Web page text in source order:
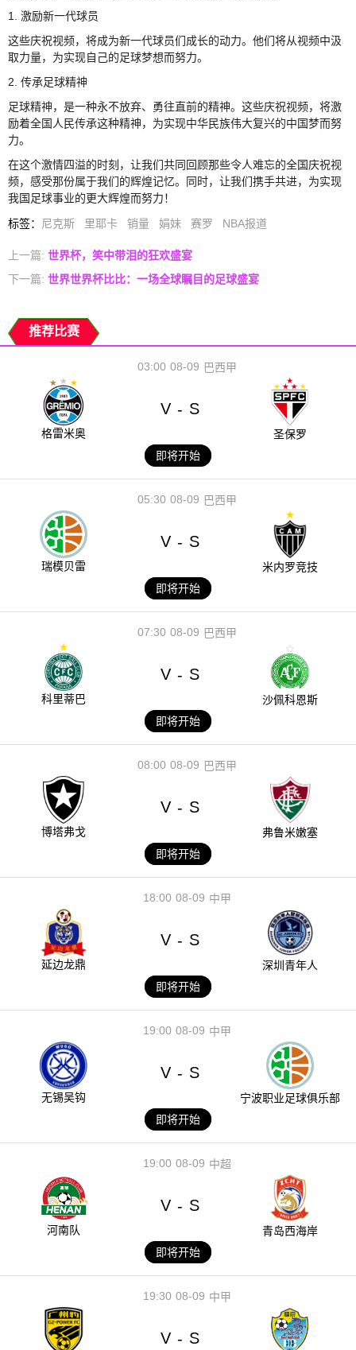
1. 激励新一代球员
这些庆祝视频，将成为新一代球员们成长的动力。他们将从视频中汲
取力量，为实现自己的足球梦想而努力。
2. 传承足球精神
足球精神，是一种永不放弃、勇往直前的精神。这些庆祝视频，将激
励着全国人民传承这种精神，为实现中华民族伟大复兴的中国梦而努
力。
在这个激情四溢的时刻，让我们共同回顾那些令人难忘的全国庆祝视
频，感受那份属于我们的辉煌记忆。同时，让我们携手共进，为实现
我国足球事业的更大辉煌而努力！
标签： 尼克斯 里耶卡 销量 娟妹 赛罗 NBA报道
上一篇: 世界杯，笑中带泪的狂欢盛宴
下一篇: 世界世界杯比比：一场全球瞩目的足球盛宴
推荐比赛
08-09
03:00 巴西甲
格雷米奥
V - S
圣保罗
即将开始
08-09
05:30 巴西甲
瑞模贝雷
V - S
米内罗竞技
即将开始
08-09
07:30 巴西甲
科里蒂巴
V - S
沙佩科恩斯
即将开始
08-09
08:00 巴西甲
博塔弗戈
V - S
弗鲁米嫩塞
即将开始
08-09
18:00 中甲
延边龙鼎
V - S
深圳青年人
即将开始
08-09
19:00 中甲
无锡吴钩
V - S
宁波职业足球俱乐部
即将开始
08-09
19:00 中超
河南队
V - S
青岛西海岸
即将开始
08-09
19:30 中甲
V - S